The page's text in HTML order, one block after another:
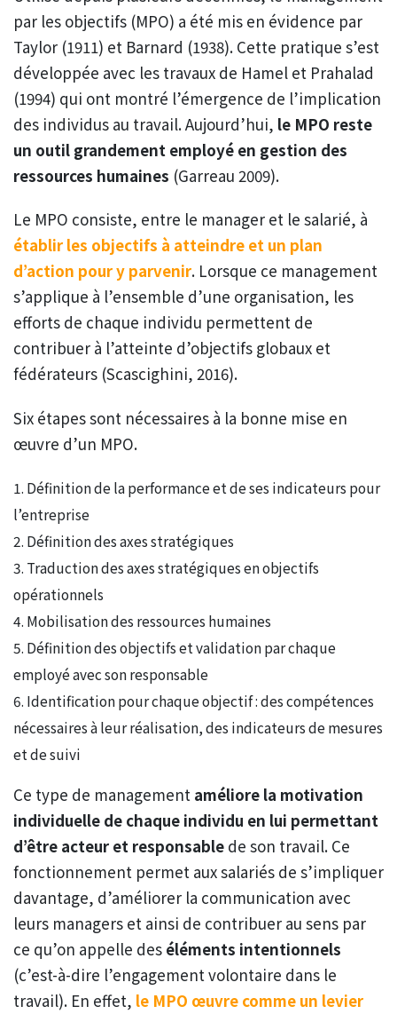
par les objectifs (MPO) a été mis en évidence par
Taylor (1911) et Barnard (1938). Cette pratique s’est
développée avec les travaux de Hamel et Prahalad
(1994) qui ont montré l’émergence de l’implication
des individus au travail. Aujourd’hui, le MPO reste
un outil grandement employé en gestion des
ressources humaines (Garreau 2009).
Le MPO consiste, entre le manager et le salarié, à
établir les objectifs à atteindre et un plan
d’action pour y parvenir. Lorsque ce management
s’applique à l’ensemble d’une organisation, les
efforts de chaque individu permettent de
contribuer à l’atteinte d’objectifs globaux et
fédérateurs (Scascighini, 2016).
Six étapes sont nécessaires à la bonne mise en
œuvre d’un MPO.
Définition de la performance et de ses indicateurs pour
l’entreprise
Définition des axes stratégiques
Traduction des axes stratégiques en objectifs
opérationnels
Mobilisation des ressources humaines
Définition des objectifs et validation par chaque
employé avec son responsable
Identification pour chaque objectif : des compétences
nécessaires à leur réalisation, des indicateurs de mesures
et de suivi
Ce type de management améliore la motivation
individuelle de chaque individu en lui permettant
d’être acteur et responsable de son travail. Ce
fonctionnement permet aux salariés de s’impliquer
davantage, d’améliorer la communication avec
leurs managers et ainsi de contribuer au sens par
ce qu’on appelle des éléments intentionnels
(c’est-à-dire l’engagement volontaire dans le
travail). En effet, le MPO œuvre comme un levier